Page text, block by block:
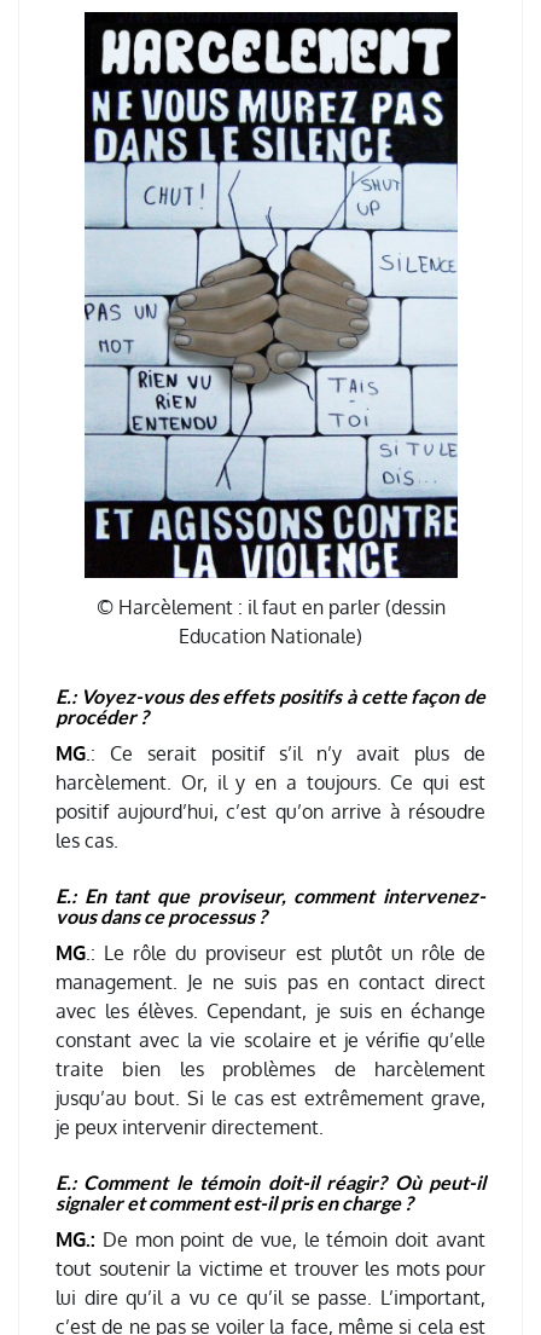
© Harcèlement : il faut en parler (dessin
Education Nationale)
E.: Voyez-vous des effets positifs à cette façon de
procéder ?
MG.: Ce serait positif s’il n’y avait plus de
harcèlement. Or, il y en a toujours. Ce qui est
positif aujourd’hui, c’est qu’on arrive à résoudre
les cas.
E.: En tant que proviseur, comment intervenez-
vous dans ce processus ?
MG.: Le rôle du proviseur est plutôt un rôle de
management. Je ne suis pas en contact direct
avec les élèves. Cependant, je suis en échange
constant avec la vie scolaire et je vérifie qu’elle
traite bien les problèmes de harcèlement
jusqu’au bout. Si le cas est extrêmement grave,
je peux intervenir directement.
E.: Comment le témoin doit-il réagir? Où peut-il
signaler et comment est-il pris en charge ?
MG.: De mon point de vue, le témoin doit avant
tout soutenir la victime et trouver les mots pour
lui dire qu’il a vu ce qu’il se passe. L’important,
c’est de ne pas se voiler la face, même si cela est